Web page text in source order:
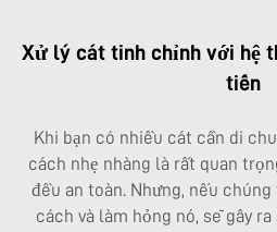
Xử lý cát tinh chỉnh với hệ
tiến
Khi bạn có nhiều cát cần di
cách nhẹ nhàng là rất quan
đều an toàn. Nhưng, nếu
cách và làm hỏng nó, sẽ gây